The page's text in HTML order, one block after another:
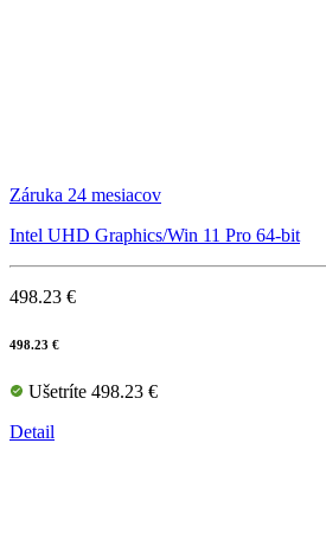
Záruka 24 mesiacov
Intel UHD Graphics/Win 11 Pro 64-bit
498.23 €
498.23 €
Ušetríte 498.23 €
Detail